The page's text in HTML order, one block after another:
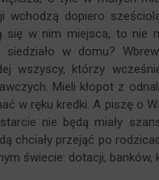
wchodzą dopiero
się w nim miejsca, to nie
w domu?
wszyscy, którzy
Mieli kłopot z
w ręku kredki. A piszę o
nie będą miały
chciały przejąć po
świecie: dotacji, banków,